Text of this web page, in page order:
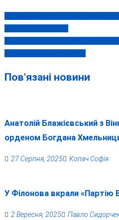
Навігація
записів
Пов'язані новини
Анатолій Блажієвський з
орденом Богдана
27 Серпня, 2025 Копач Софія
У Філонова вкрали «Партію
2 Вересня, 2025 Павло